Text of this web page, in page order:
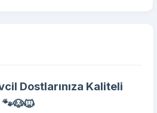
Dostlarınıza Kaliteli
🐾🐶🐱